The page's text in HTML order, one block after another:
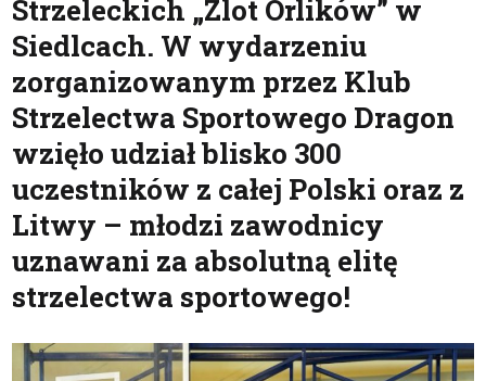
Strzeleckich „Zlot Orlików” w
Siedlcach. W wydarzeniu
zorganizowanym przez Klub
Strzelectwa Sportowego Dragon
wzięło udział blisko 300
uczestników z całej Polski oraz z
Litwy – młodzi zawodnicy
uznawani za absolutną elitę
strzelectwa sportowego!